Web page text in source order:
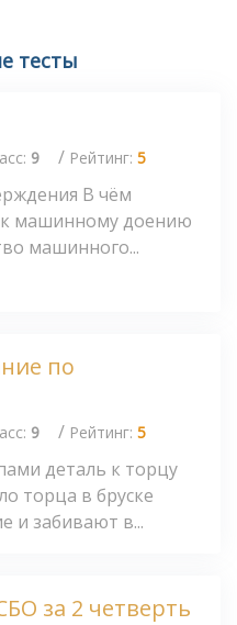
тесты
9 / Рейтинг: 5
В чём
к машинному доению
машинного...
по
9 / Рейтинг: 5
деталь к торцу
торца в бруске
и забивают в...
за 2 четверть